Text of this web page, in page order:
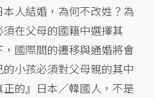
人結婚，為何不改姓？為
在父母的國籍中選擇其
國際間的遷移與通婚將會
小孩必須對父母親的其中
的』日本／韓國人，不是